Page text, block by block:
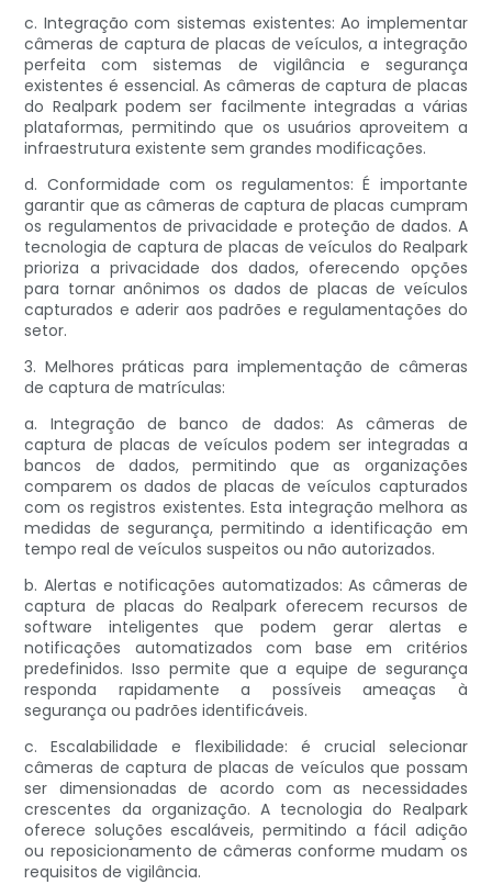
c. Integração com sistemas existentes: Ao implementar
câmeras de captura de placas de veículos, a integração
perfeita com sistemas de vigilância e segurança
existentes é essencial. As câmeras de captura de placas
do Realpark podem ser facilmente integradas a várias
plataformas, permitindo que os usuários aproveitem a
infraestrutura existente sem grandes modificações.
d. Conformidade com os regulamentos: É importante
garantir que as câmeras de captura de placas cumpram
os regulamentos de privacidade e proteção de dados. A
tecnologia de captura de placas de veículos do Realpark
prioriza a privacidade dos dados, oferecendo opções
para tornar anônimos os dados de placas de veículos
capturados e aderir aos padrões e regulamentações do
setor.
3. Melhores práticas para implementação de câmeras
de captura de matrículas:
a. Integração de banco de dados: As câmeras de
captura de placas de veículos podem ser integradas a
bancos de dados, permitindo que as organizações
comparem os dados de placas de veículos capturados
com os registros existentes. Esta integração melhora as
medidas de segurança, permitindo a identificação em
tempo real de veículos suspeitos ou não autorizados.
b. Alertas e notificações automatizados: As câmeras de
captura de placas do Realpark oferecem recursos de
software inteligentes que podem gerar alertas e
notificações automatizados com base em critérios
predefinidos. Isso permite que a equipe de segurança
responda rapidamente a possíveis ameaças à
segurança ou padrões identificáveis.
c. Escalabilidade e flexibilidade: é crucial selecionar
câmeras de captura de placas de veículos que possam
ser dimensionadas de acordo com as necessidades
crescentes da organização. A tecnologia do Realpark
oferece soluções escaláveis, permitindo a fácil adição
ou reposicionamento de câmeras conforme mudam os
requisitos de vigilância.